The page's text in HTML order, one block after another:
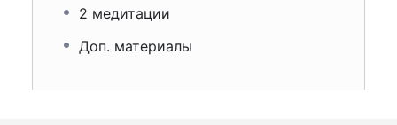
2 медитации
Доп. материалы